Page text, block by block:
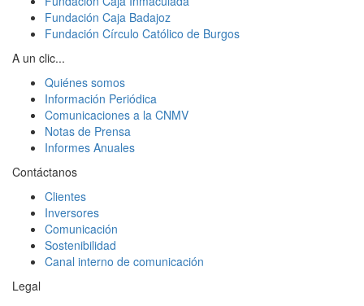
Fundación Caja Badajoz
Fundación Círculo Católico de Burgos
A un clic...
Quiénes somos
Información Periódica
Comunicaciones a la CNMV
Notas de Prensa
Informes Anuales
Contáctanos
Clientes
Inversores
Comunicación
Sostenibilidad
Canal interno de comunicación
Legal